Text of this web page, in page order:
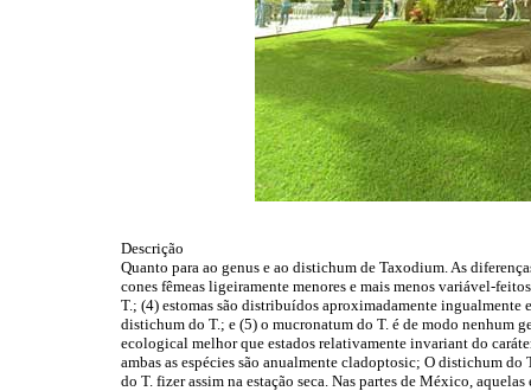
Descrição
Quanto para ao genus e ao distichum de Taxodium. As
cones fêmeas ligeiramente menores e mais menos variável-
T.; (4) estomas são distribuídos aproximadamente ingualmente
distichum do T.; e (5) o mucronatum do T. é de modo nenhum
ecological melhor que estados relativamente invariant do
ambas as espécies são anualmente cladoptosic; O distichum
do T. fizer assim na estação seca. Nas partes de México,